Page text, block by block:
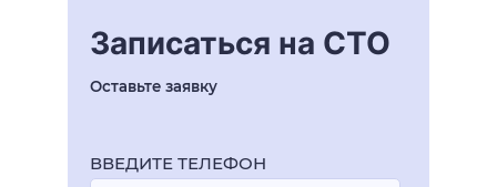
Записаться на СТО
Оставьте заявку
ВВЕДИТЕ ТЕЛЕФОН